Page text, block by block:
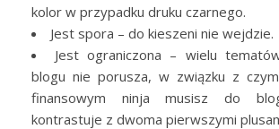
kolor w przypadku druku czarnego.
Jest spora – do kieszeni nie wejdzie.
Jest ograniczona – wielu
blogu nie porusza, w związku z
finansowym ninja musisz do
kontrastuje z dwoma pierwszymi